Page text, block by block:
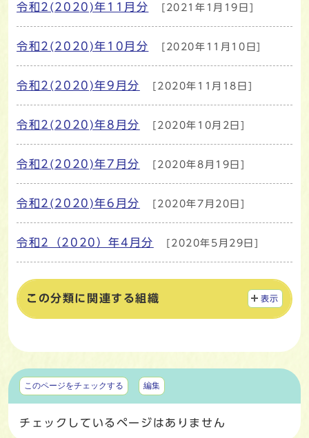
令和2(2020)年11月分 [2021年1月19日]
令和2(2020)年10月分 [2020年11月10日]
令和2(2020)年9月分 [2020年11月18日]
令和2(2020)年8月分 [2020年10月2日]
令和2(2020)年7月分 [2020年8月19日]
令和2(2020)年6月分 [2020年7月20日]
令和2（2020）年4月分 [2020年5月29日]
この分類に関連する組織 表示
マイページ
このページをチェックする 編集
チェックしているページはありません